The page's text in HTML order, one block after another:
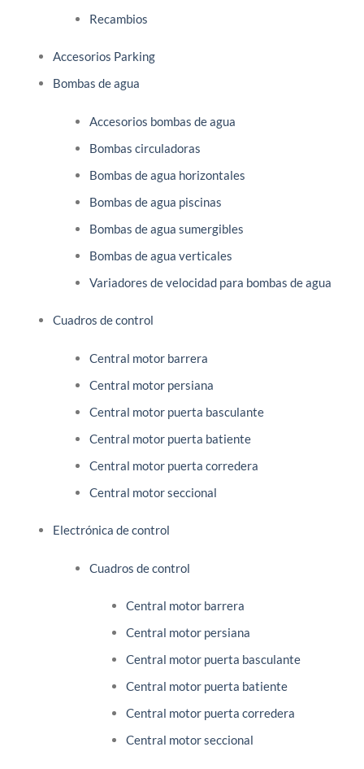
Recambios
Accesorios Parking
Bombas de agua
Accesorios bombas de agua
Bombas circuladoras
Bombas de agua horizontales
Bombas de agua piscinas
Bombas de agua sumergibles
Bombas de agua verticales
Variadores de velocidad para bombas de agua
Cuadros de control
Central motor barrera
Central motor persiana
Central motor puerta basculante
Central motor puerta batiente
Central motor puerta corredera
Central motor seccional
Electrónica de control
Cuadros de control
Central motor barrera
Central motor persiana
Central motor puerta basculante
Central motor puerta batiente
Central motor puerta corredera
Central motor seccional